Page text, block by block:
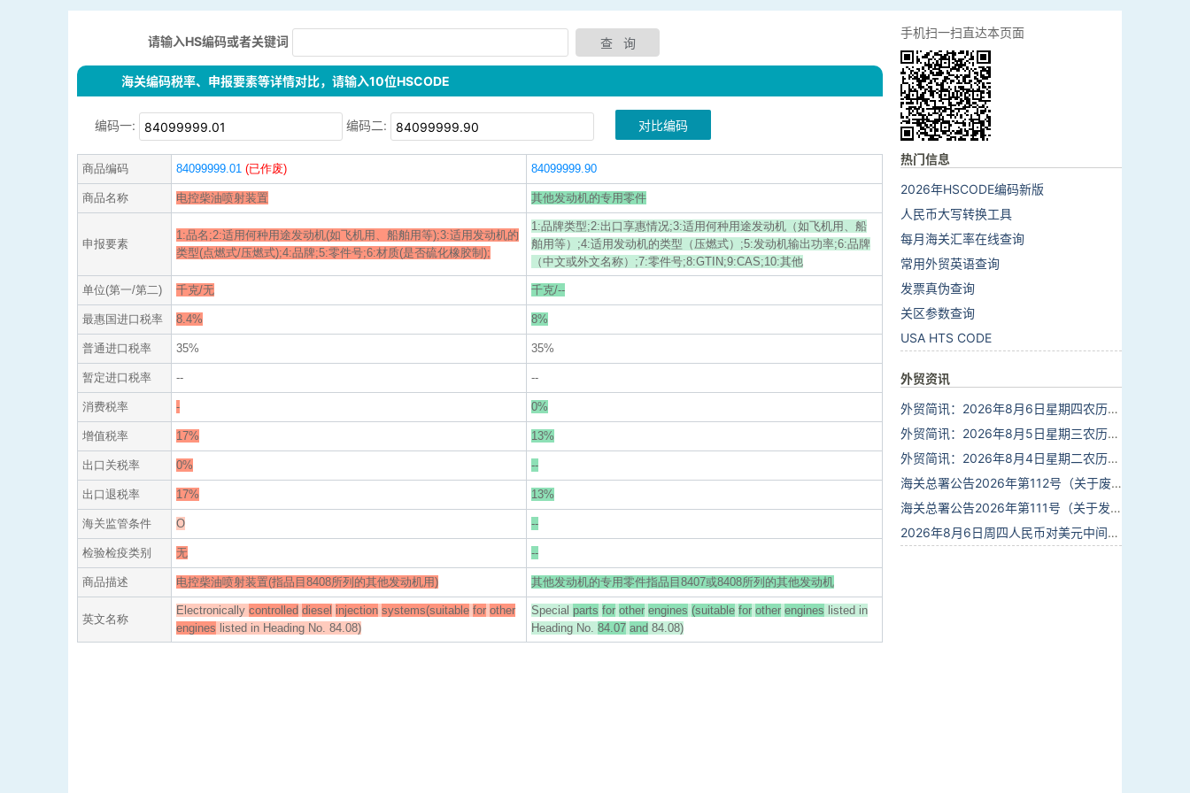
请输入HS编码或者关键词
海关编码税率、申报要素等详情对比，请输入10位HSCODE
编码一: 编码二: 对比编码
商品编码 84099999.01 (已作废) 84099999.90
商品名称 电控柴油喷射装置 其他发动机的专用零件
申报要素
1:品名;2:适用何种用途发动机(如飞机用、船舶用等);3:适用发动机的
类型(点燃式/压燃式);4:品牌;5:零件号;6:材质(是否硫化橡胶制);
1:品牌类型;2:出口享惠情况;3:适用何种用途发动机（如飞机用、船
舶用等）;4:适用发动机的类型（压燃式）;5:发动机输出功率;6:品牌
（中文或外文名称）;7:零件号;8:GTIN;9:CAS;10:其他
单位(第一/第二) 千克/无 千克/--
最惠国进口税率 8.4% 8%
普通进口税率 35% 35%
暂定进口税率 -- --
消费税率 - 0%
增值税率 17% 13%
出口关税率 0% --
出口退税率 17% 13%
海关监管条件 O --
检验检疫类别 无 --
商品描述 电控柴油喷射装置(指品目8408所列的其他发动机用) 其他发动机的专用零件指品目8407或8408所列的其他发动机
英文名称
Electronically controlled diesel injection systems(suitable for other
engines listed in Heading No. 84.08)
Special parts for other engines (suitable for other engines listed in
Heading No. 84.07 and 84.08)
手机扫一扫直达本页面
热门信息
2026年HSCODE编码新版
人民币大写转换工具
每月海关汇率在线查询
常用外贸英语查询
发票真伪查询
关区参数查询
USA HTS CODE
外贸资讯
外贸简讯：2026年8月6日星期四农历六月廿四
外贸简讯：2026年8月5日星期三农历六月廿三
外贸简讯：2026年8月4日星期二农历六月廿二
海关总署公告2026年第112号（关于废止部分卫生检疫类规范性文件的公告）
海关总署公告2026年第111号（关于发布《进出境动植物检疫处理监督管理工作规定》《进出境卫生处理监督管理工作规定》的公告）
2026年8月6日周四人民币对美元中间价报6.7895调贬6个基点